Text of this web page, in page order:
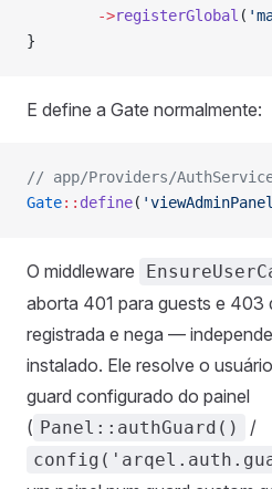
        ->
registerGlobal (
}
E define a Gate normalmente:
// app/Providers/
Gate:: define(
O middleware
aborta 401 para guests e 403
registrada e nega —
instalado. Ele resolve o
guard configurado do painel
( Panel::authGuard() /